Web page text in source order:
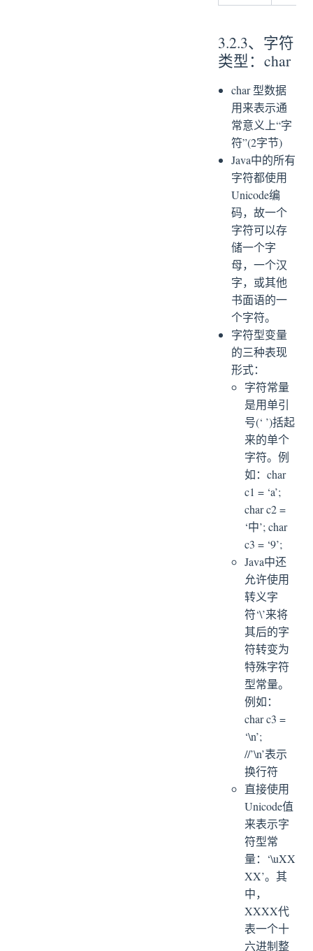
3.2.3、字符
类型：char
char 型数据
用来表示通
常意义上“字
符”(2字节)
Java中的所有
字符都使用
Unicode编
码，故一个
字符可以存
储一个字
母，一个汉
字，或其他
书面语的一
个字符。
字符型变量
的三种表现
形式：
字符常量
是用单引
号(‘ ’)括起
来的单个
字符。例
如：char
c1 = ‘a’;
char c2 =
‘中’; char
c3 = ‘9’;
Java中还
允许使用
转义字
符‘\’来将
其后的字
符转变为
特殊字符
型常量。
例如：
char c3 =
‘\n’;
//’\n’表示
换行符
直接使用
Unicode值
来表示字
符型常
量：‘\uXX
XX’。其
中，
XXXX代
表一个十
六进制整